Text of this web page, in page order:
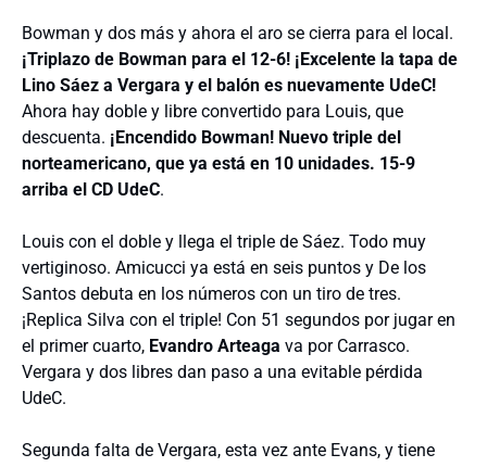
Bowman y dos más y ahora el aro se cierra para el local.
¡Triplazo de Bowman para el 12-6! ¡Excelente la tapa de
Lino Sáez a Vergara y el balón es nuevamente UdeC!
Ahora hay doble y libre convertido para Louis, que
descuenta. ¡Encendido Bowman! Nuevo triple del
norteamericano, que ya está en 10 unidades. 15-9
arriba el CD UdeC.
Louis con el doble y llega el triple de Sáez. Todo muy
vertiginoso. Amicucci ya está en seis puntos y De los
Santos debuta en los números con un tiro de tres.
¡Replica Silva con el triple! Con 51 segundos por jugar en
el primer cuarto, Evandro Arteaga va por Carrasco.
Vergara y dos libres dan paso a una evitable pérdida
UdeC.
Segunda falta de Vergara, esta vez ante Evans, y tiene